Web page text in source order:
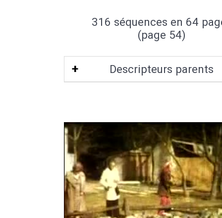
316 séquences en 64
(page 54)
Descripteurs parents